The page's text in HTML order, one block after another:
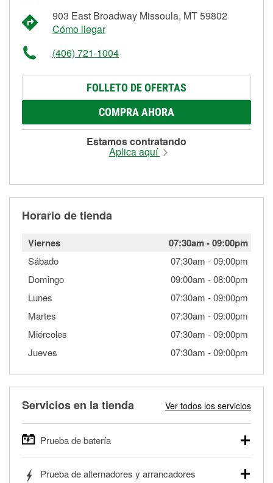
903 East Broadway Missoula, MT 59802
Cómo llegar
(406) 721-1004
FOLLETO DE OFERTAS
COMPRA AHORA
Estamos contratando
Aplica aquí
Horario de tienda
Viernes 07:30am-09:00pm
Sábado 07:30am -09:00pm
Domingo
09:00am -08:00pm
Lunes
07:30am -09:00pm
Martes
07:30am -09:00pm
Miércoles
07:30am -09:00pm
Jueves
07:30am -09:00pm
Servicios en la tienda Ver todos los servicios
Prueba de batería
autos, camionetas, SUVs, vehículos comerciales y
Prueba de alternadores y arrancadores